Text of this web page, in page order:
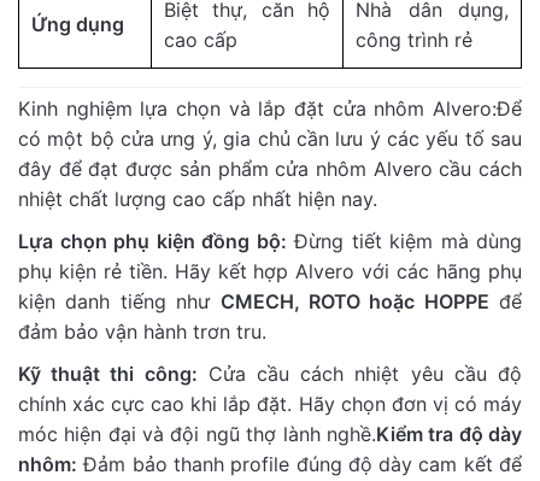
Ứng dụng
Biệt thự, căn hộ
cao cấp
Nhà dân dụng,
công trình rẻ
Kinh nghiệm lựa chọn và lắp đặt cửa nhôm Alvero:Để
có một bộ cửa ưng ý, gia chủ cần lưu ý các yếu tố sau
đây để đạt được sản phẩm cửa nhôm Alvero cầu cách
nhiệt chất lượng cao cấp nhất hiện nay.
Lựa chọn phụ kiện đồng bộ: Đừng tiết kiệm mà dùng
phụ kiện rẻ tiền. Hãy kết hợp Alvero với các hãng phụ
kiện danh tiếng như CMECH, ROTO hoặc HOPPE để
đảm bảo vận hành trơn tru.
Kỹ thuật thi công: Cửa cầu cách nhiệt yêu cầu độ
chính xác cực cao khi lắp đặt. Hãy chọn đơn vị có máy
móc hiện đại và đội ngũ thợ lành nghề.Kiểm tra độ dày
nhôm: Đảm bảo thanh profile đúng độ dày cam kết để